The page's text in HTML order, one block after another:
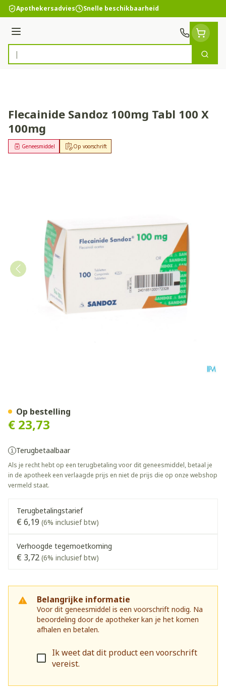
Ga naar de inhoud
Apothekersadvies Snelle beschikbaarheid
Menu
Product, merk, categorie...
Zoek
Flecainide Sandoz 100mg Tabl 100 X
100mg
Op voorschrift
Geneesmiddel
€ 23,73
Terugbetaalbaar
Als je recht hebt op een terugbetaling voor dit geneesmiddel, betaal je
in de apotheek een verlaagde prijs en niet de prijs die op onze webshop
vermeld staat.
Terugbetalingstarief
€ 6,19 (6% inclusief btw)
Verhoogde tegemoetkoming
€ 3,72 (6% inclusief btw)
Belangrijke informatie
Voor dit geneesmiddel is een voorschrift nodig. Na
beoordeling door de apotheker kan je het komen
afhalen en betalen.
Ik weet dat dit product een voorschrift
vereist.
Op bestelling